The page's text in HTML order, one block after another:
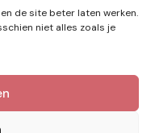
de site beter laten werken.
niet alles zoals je
je mailbox?
artikelen.